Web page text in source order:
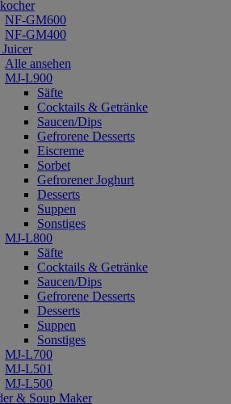
NF-GM600
NF-GM400
Alle ansehen
MJ-L900
Säfte
Cocktails & Getränke
Saucen/Dips
Gefrorene Desserts
Eiscreme
Sorbet
Gefrorener Joghurt
Desserts
Suppen
Sonstiges
MJ-L800
Säfte
Cocktails & Getränke
Saucen/Dips
Gefrorene Desserts
Desserts
Suppen
Sonstiges
MJ-L700
MJ-L501
MJ-L500
& Soup Maker